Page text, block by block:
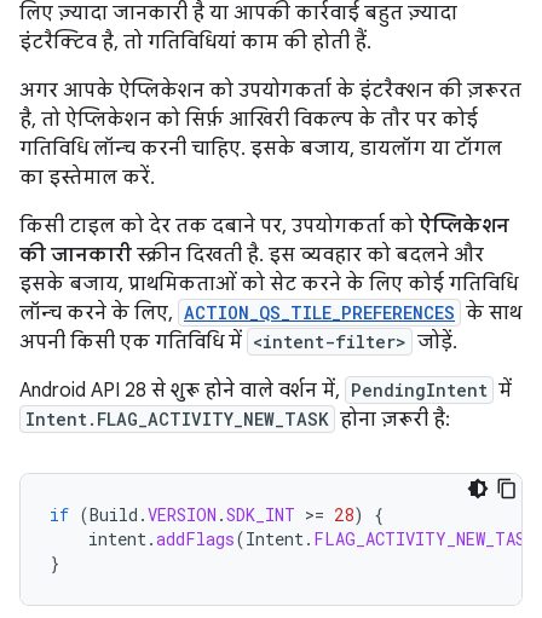
लिए ज़्यादा जानकारी है या आपकी कार्रवाई बहुत ज़्यादा
इंटरैक्टिव है, तो गतिविधियां काम की होती हैं.
अगर आपके ऐप्लिकेशन को उपयोगकर्ता के इंटरैक्शन की ज़रूरत
है, तो ऐप्लिकेशन को सिर्फ़ आखिरी विकल्प के तौर पर कोई
गतिविधि लॉन्च करनी चाहिए. इसके बजाय, डायलॉग या टॉगल
का इस्तेमाल करें.
किसी टाइल को देर तक दबाने पर, उपयोगकर्ता को ऐप्लिकेशन
की जानकारी स्क्रीन दिखती है. इस व्यवहार को बदलने और
इसके बजाय, प्राथमिकताओं को सेट करने के लिए कोई गतिविधि
लॉन्च करने के लिए, ACTION_QS_TILE_PREFERENCES के साथ
अपनी किसी एक गतिविधि में <intent-filter> जोड़ें.
Android API 28 से शुरू होने वाले वर्शन में, PendingIntent में
Intent.FLAG_ACTIVITY_NEW_TASK होना ज़रूरी है:
if (Build .VERSION .SDK_INT >= 28)
{
intent.addFlags(Intent. FLAG_ACTIVITY_NEW_TASK
}